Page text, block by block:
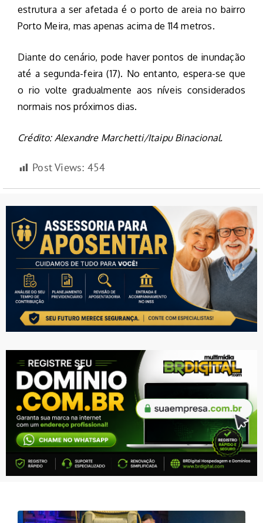
estrutura a ser afetada é o porto de areia no bairro
Porto Meira, mas apenas acima de 114 metros.
Diante do cenário, pode haver pontos de inundação
até a segunda-feira (17). No entanto, espera-se que
o rio volte gradualmente aos níveis considerados
normais nos próximos dias.
Crédito: Alexandre Marchetti/Itaipu Binacional.
Post Views: 454